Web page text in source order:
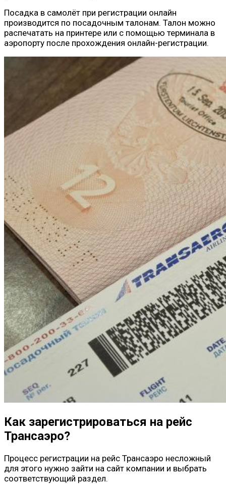
Посадка в самолёт при регистрации онлайн
производится по посадочным талонам. Талон можно
распечатать на принтере или с помощью терминала в
аэропорту после прохождения онлайн-регистрации.
Как зарегистрироваться на рейс
Трансаэро?
Процесс регистрации на рейс Трансаэро несложный
для этого нужно зайти на сайт компании и выбрать
соответствующий раздел.